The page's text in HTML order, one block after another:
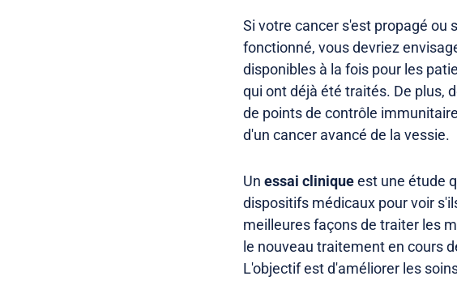
Si votre cancer s'est propagé ou
fonctionné, vous devriez
disponibles à la fois pour les
qui ont déjà été traités. De plus,
de points de contrôle
d'un cancer avancé de la vessie.
Un essai cliniqueest une étude
dispositifs médicaux pour voir
meilleures façons de traiter les
le nouveau traitement en cours
L'objectif est d'améliorer les